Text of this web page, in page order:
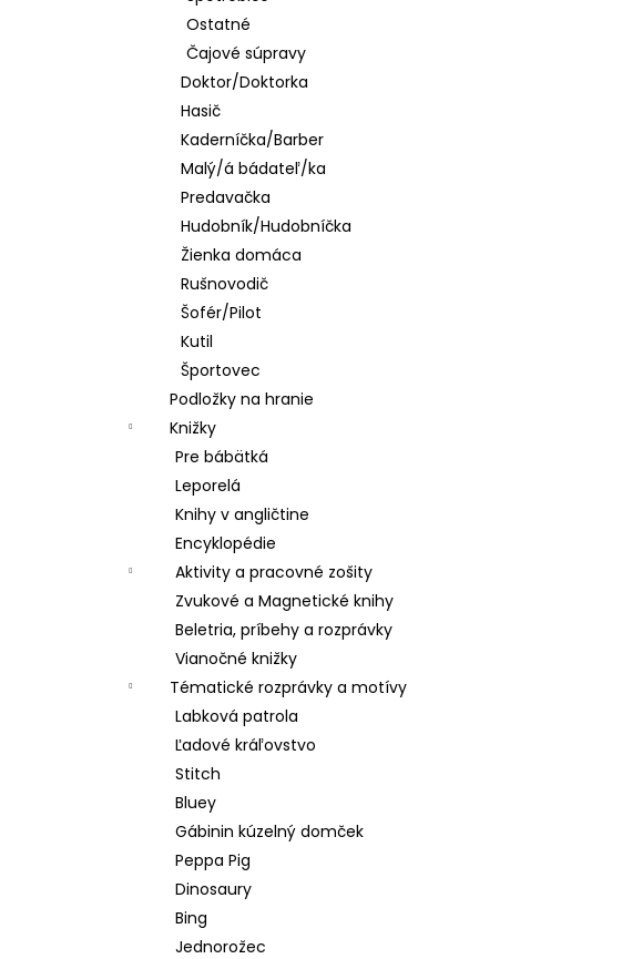
Ostatné
Čajové súpravy
Doktor/Doktorka
Hasič
Kaderníčka/Barber
Malý/á bádateľ/ka
Predavačka
Hudobník/Hudobníčka
Žienka domáca
Rušnovodič
Šofér/Pilot
Kutil
Športovec
Podložky na hranie
Knižky
Pre bábätká
Leporelá
Knihy v angličtine
Encyklopédie
Aktivity a pracovné zošity
Zvukové a Magnetické knihy
Beletria, príbehy a rozprávky
Vianočné knižky
Tématické rozprávky a motívy
Labková patrola
Ľadové kráľovstvo
Stitch
Bluey
Gábinin kúzelný domček
Peppa Pig
Dinosaury
Bing
Jednorožec